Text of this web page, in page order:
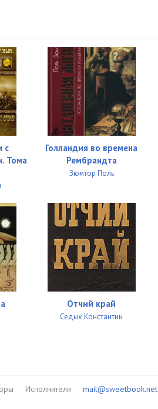
с
Тома
Голландия во времена
Рембрандта
Зюмтор Поль
Отчий край
Седых Константин
Исполнители mail@sweetbook.net